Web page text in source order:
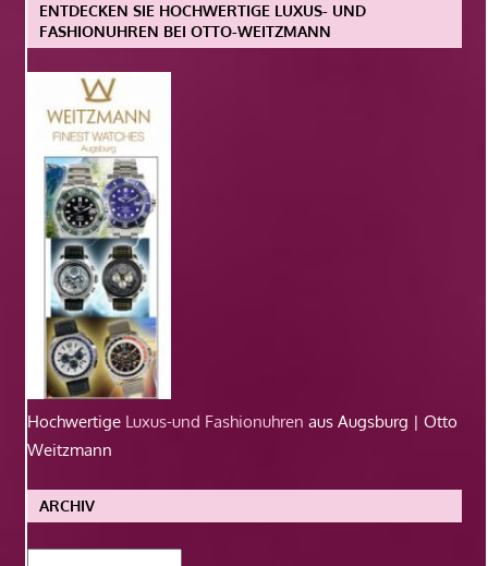
ENTDECKEN SIE HOCHWERTIGE LUXUS- UND
FASHIONUHREN BEI OTTO-WEITZMANN
Hochwertige Luxus-und Fashionuhren aus Augsburg | Otto
Weitzmann
ARCHIV